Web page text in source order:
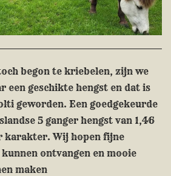
begon te kriebelen, zijn we
een geschikte hengst en dat is
geworden. Een goedgekeurde
5 ganger hengst van 1,46
karakter. Wij hopen fijne
ontvangen en mooie
maken